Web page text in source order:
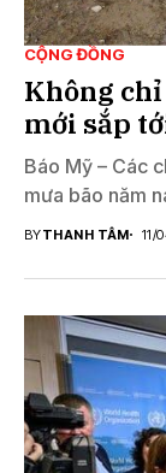
CỘNG ĐỒNG
Không
mới sắp
Báo Mỹ – Các
mưa bão năm
BYTHANH TÂM 11/